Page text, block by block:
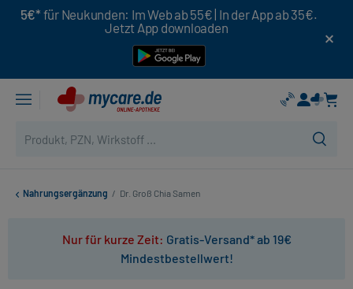
5€* für Neukunden: Im Web ab 55€ | In der App ab 35€.
Jetzt App downloaden
Nahrungsergänzung / Dr. Groß Chia Samen
Nur für kurze Zeit: Gratis-Versand* ab 19€
Mindestbestellwert!